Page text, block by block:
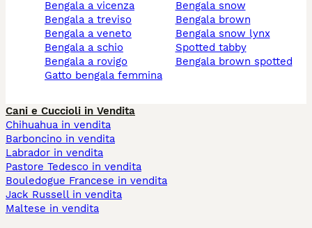
bengala a vicenza
bengala a treviso
bengala a veneto
bengala a schio
bengala a rovigo
gatto bengala femmina
bengala snow
bengala brown
bengala snow lynx
spotted tabby
bengala brown spotted
Cani e Cuccioli in Vendita
Chihuahua in vendita
Barboncino in vendita
Labrador in vendita
Pastore Tedesco in vendita
Bouledogue Francese in vendita
Jack Russell in vendita
Maltese in vendita